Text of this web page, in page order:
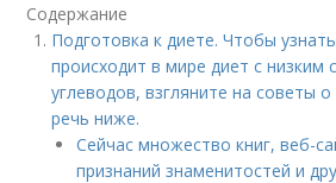
Содержание
Подготовка к диете. Чтобы
происходит в мире диет с низким
углеводов, взгляните на советы
речь ниже.
Сейчас множество книг, веб-
признаний знаменитостей и